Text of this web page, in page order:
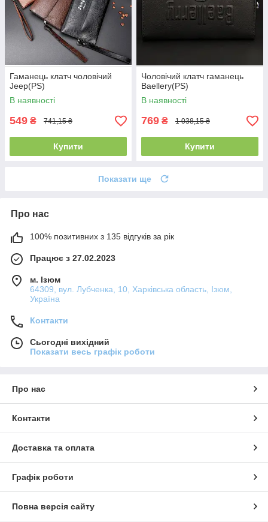
Гаманець клатч чоловічий
Jeep(PS)
В наявності
549 ₴ 741,15 ₴
Купити
Чоловічий клатч гаманець
Baellery(PS)
В наявності
769 ₴ 1 038,15 ₴
Купити
Показати ще
Про нас
100% позитивних з 135 відгуків за рік
Працює з 27.02.2023
м. Ізюм
64309, вул. Лубченка, 10, Харківська область, Ізюм,
Україна
Контакти
Сьогодні вихідний
Показати весь графік роботи
Про нас
Контакти
Доставка та оплата
Графік роботи
Повна версія сайту